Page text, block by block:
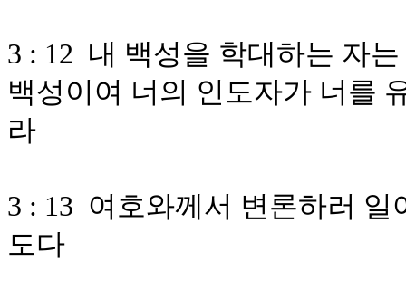
3 : 12 내 백성을 학대하는 자
백성이여 너의 인도자가 너를
라
3 : 13 여호와께서 변론하러
도다